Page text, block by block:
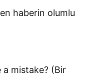
haberin olumlu
a mistake? (Bir